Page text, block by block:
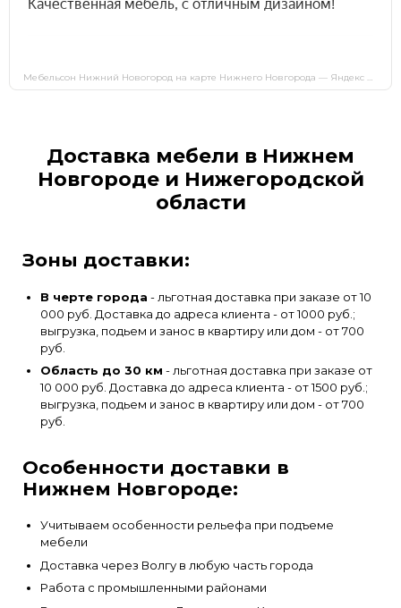
Мебельсон Нижний Новогород на карте Нижнего Новгорода — Яндекс Карты
Доставка мебели в Нижнем
Новгороде и Нижегородской
области
Зоны доставки:
В черте города - льготная доставка при заказе от 10
000 руб. Доставка до адреса клиента - от 1000 руб.;
выгрузка, подьем и занос в квартиру или дом - от 700
руб.
Область до 30 км - льготная доставка при заказе от
10 000 руб. Доставка до адреса клиента - от 1500 руб.;
выгрузка, подьем и занос в квартиру или дом - от 700
руб.
Особенности доставки в
Нижнем Новгороде:
Учитываем особенности рельефа при подъеме
мебели
Доставка через Волгу в любую часть города
Работа с промышленными районами